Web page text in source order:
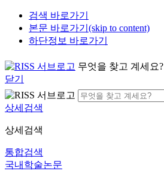
검색 바로가기
본문 바로가기(skip to content)
하단정보 바로가기
무엇을 찾고 계세요?
닫기
상세검색
상세검색
통합검색
국내학술논문